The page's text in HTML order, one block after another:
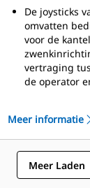
De joysticks
omvatten
voor de
vertraging
de operator
zorgt ervoor
continu
waardoor de
rotor wordt
Het
Meer informatie
Meer Laden